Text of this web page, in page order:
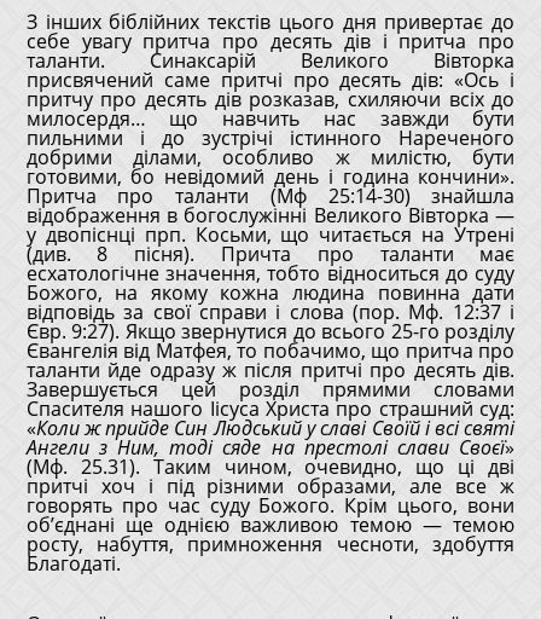
З інших біблійних текстів цього дня привертає до
себе увагу притча про десять дів і притча про
таланти. Синаксарій Великого Вівторка
присвячений саме притчі про десять дів: «Ось і
притчу про десять дів розказав, схиляючи всіх до
милосердя… що навчить нас завжди бути
пильними і до зустрічі істинного Нареченого
добрими ділами, особливо ж милістю, бути
готовими, бо невідомий день і година кончини».
Притча про таланти (Мф 25:14-30) знайшла
відображення в богослужінні Великого Вівторка —
у двопіснці прп. Косьми, що читається на Утрені
(див. 8 пісня). Причта про таланти має
есхатологічне значення, тобто відноситься до суду
Божого, на якому кожна людина повинна дати
відповідь за свої справи і слова (пор. Мф. 12:37 і
Євр. 9:27). Якщо звернутися до всього 25-го розділу
Євангелія від Матфея, то побачимо, що притча про
таланти йде одразу ж після притчі про десять дів.
Завершується цей розділ прямими словами
Спасителя нашого Іісуса Христа про страшний суд:
«Коли ж прийде Син Людський у славі Своїй і всі святі
Ангели з Ним, тоді сяде на престолі слави Своєї»
(Мф. 25.31). Таким чином, очевидно, що ці дві
притчі хоч і під різними образами, але все ж
говорять про час суду Божого. Крім цього, вони
об’єднані ще однією важливою темою — темою
росту, набуття, примноження чесноти, здобуття
Благодаті.